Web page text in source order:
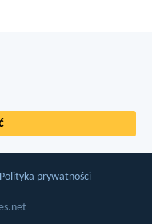
Polityka prywatności